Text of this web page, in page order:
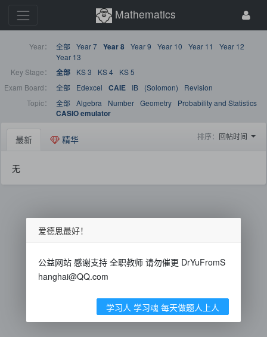
Mathematics
Year： 全部 Year 7 Year 8 Year 9 Year 10 Year 11
Year 12
Year 13
Key Stage：
全部 KS 3 KS 4
KS 5
Exam Board：
全部 Edexcel CAIE IB (Solomon)
Revision
Topic：
全部 Algebra Number Geometry
Probability and Statistics
CASIO emulator
最新 精华 排序： 回帖时间
无
爱德思最好！
公益网站 感谢支持 全职教师 请勿催更 DrYuFromS
hanghai@QQ.com
学习人 学习魂 每天做题人上人